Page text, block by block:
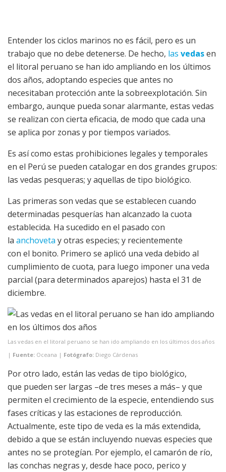
Entender los ciclos marinos no es fácil, pero es un
trabajo que no debe detenerse. De hecho, las vedasen
el litoral peruano se han ido ampliando en los últimos
dos años, adoptando especies que antes no
necesitaban protección ante la sobreexplotación. Sin
embargo, aunque pueda sonar alarmante, estas vedas
se realizan con cierta eficacia, de modo que cada una
se aplica por zonas y por tiempos variados.
Es así como estas prohibiciones legales y temporales
en el Perú se pueden catalogar en dos grandes grupos:
las vedas pesqueras; y aquellas de tipo biológico.
Las primeras son vedas que se establecen cuando
determinadas pesquerías han alcanzado la cuota
establecida. Ha sucedido en el pasado con
la anchoveta y otras especies; y recientemente
con el bonito. Primero se aplicó una veda debido al
cumplimiento de cuota, para luego imponer una veda
parcial (para determinados aparejos) hasta el 31 de
diciembre.
Las vedas en el litoral peruano se han ido ampliando en los últimos dos años
| Fuente: Oceana | Fotógrafo: Diego Cárdenas
Por otro lado, están las vedas de tipo biológico,
que pueden ser largas –de tres meses a más– y que
permiten el crecimiento de la especie, entendiendo sus
fases críticas y las estaciones de reproducción.
Actualmente, este tipo de veda es la más extendida,
debido a que se están incluyendo nuevas especies que
antes no se protegían. Por ejemplo, el camarón de río,
las conchas negras y, desde hace poco, perico y